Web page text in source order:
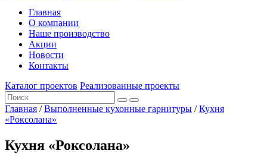
Главная
О компании
Наше производство
Акции
Новости
Контакты
Каталог проектов Реализованные проекты
Главная / Выполненные кухонные гарнитуры / Кухня
«Роксолана»
Кухня «Роксолана»